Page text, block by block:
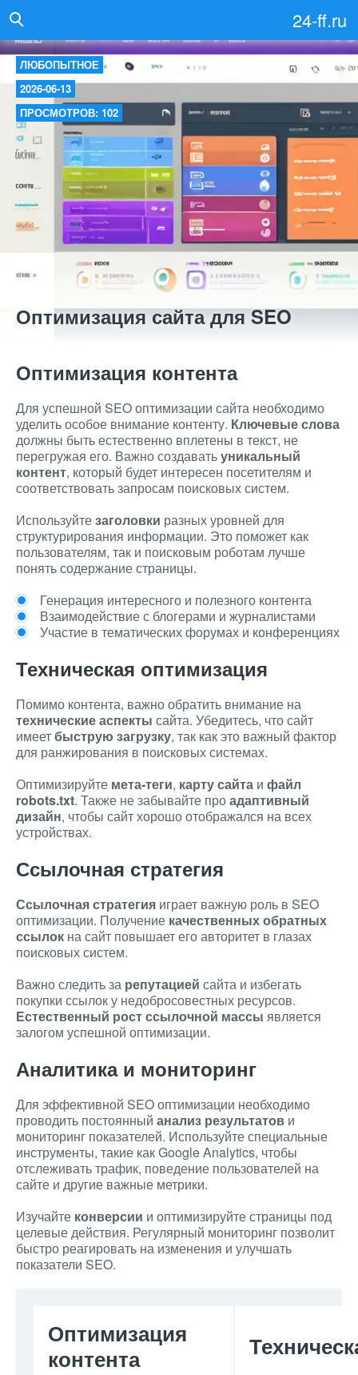
24-ff.ru
ЛЮБОПЫТНОЕ
2026-06-13
ПРОСМОТРОВ: 102
Оптимизация сайта для SEO
Оптимизация контента
Для успешной SEO оптимизации сайта необходимо
уделить особое внимание контенту. Ключевые слова
должны быть естественно вплетены в текст, не
перегружая его. Важно создаватьуникальный
контент, который будет интересен посетителям и
соответствовать запросам поисковых систем.
Используйтезаголовки разных уровней для
структурирования информации. Это поможет как
пользователям, так и поисковым роботам лучше
понять содержание страницы.
Генерация интересного и полезного контента
Взаимодействие с блогерами и журналистами
Участие в тематических форумах и конференциях
Техническая оптимизация
Помимо контента, важно обратить внимание на
технические аспекты сайта. Убедитесь, что сайт
имеетбыструю загрузку, так как это важный фактор
для ранжирования в поисковых системах.
Оптимизируйте мета-теги, карту сайта и файл
robots.txt. Также не забывайте проадаптивный
дизайн, чтобы сайт хорошо отображался на всех
устройствах.
Ссылочная стратегия
Ссылочная стратегия играет важную роль в SEO
оптимизации. Получение качественных обратных
ссылок на сайт повышает его авторитет в глазах
поисковых систем.
Важно следить за репутацией сайта и избегать
покупки ссылок у недобросовестных ресурсов.
Естественный рост ссылочной массы является
залогом успешной оптимизации.
Аналитика и мониторинг
Для эффективной SEO оптимизации необходимо
проводить постоянный анализ результатов и
мониторинг показателей. Используйте специальные
инструменты, такие как Google Analytics, чтобы
отслеживать трафик, поведение пользователей на
сайте и другие важные метрики.
Изучайте конверсии и оптимизируйте страницы под
целевые действия. Регулярный мониторинг позволит
быстро реагировать на изменения и улучшать
показатели SEO.
Оптимизация
контента